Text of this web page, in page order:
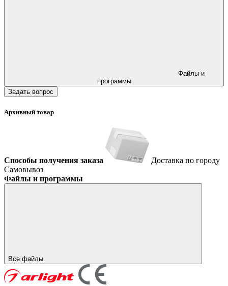
программы
Задать вопрос
Архивный товар
Способы получения заказа
Доставка по городу
Самовывоз
Файлы и программы
Все файлы